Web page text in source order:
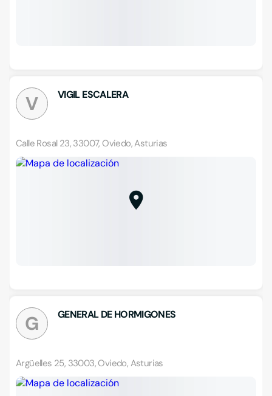
V VIGIL ESCALERA
Calle Rosal 23, 33007, Oviedo, Asturias
G GENERAL DE HORMIGONES
Argüelles 25, 33003, Oviedo, Asturias